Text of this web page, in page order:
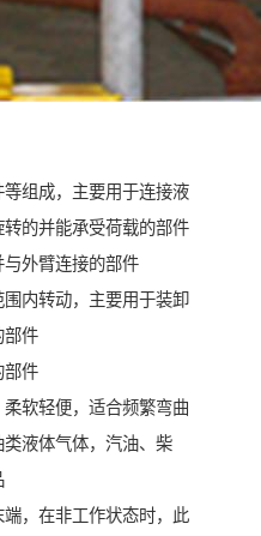
组成，主要用于连接液
的并能承受荷载的部件
外臂连接的部件
内转动，主要用于装卸
部件
部件
软轻便，适合频繁弯曲
液体气体，汽油、柴
，在非工作状态时，此